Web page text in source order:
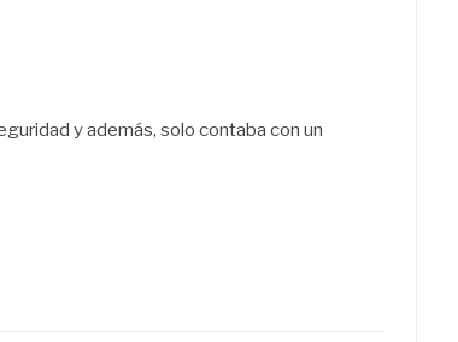
y además, solo contaba con un